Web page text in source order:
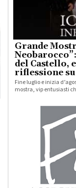
Grande
del Castello,
riflessione
Fine luglio e inizia
mostra, vip entusiasti